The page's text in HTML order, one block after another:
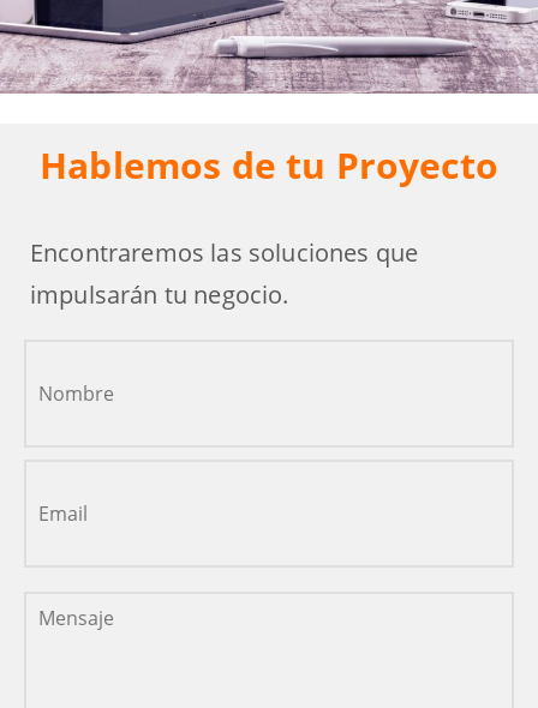
Hablemos de tu Proyecto
Encontraremos las soluciones que
impulsarán tu negocio.